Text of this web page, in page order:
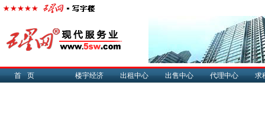
首页 楼宇经济 出租中心 出售中心 代理中心 求